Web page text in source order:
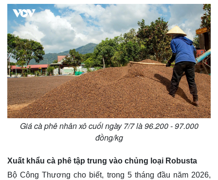
Cuộc sống đó đây
Hồ sơ
E-Magazine
Infographic
Giá cà phê nhân xô cuối ngày 7/7 là 96.200 - 97.000
đồng/kg
Xuất khẩu cà phê tập trung vào chủng loại Robusta
Bộ Công Thương cho biết, trong 5 tháng đầu năm 2026,